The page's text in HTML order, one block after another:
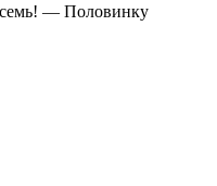
— Половинку